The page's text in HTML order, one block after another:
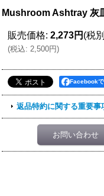
Mushroom Ashtray 灰
販売価格: 2,273円 (税
(税込: 2,500円)
Facebook
返品特約に関する重要事
お問い合わせ